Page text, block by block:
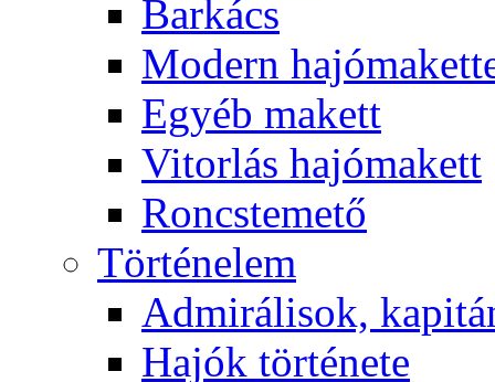
Barkács
Modern
Egyéb makett
Vitorlás hajómakett
Roncstemető
Történelem
Admirálisok,
Hajók története